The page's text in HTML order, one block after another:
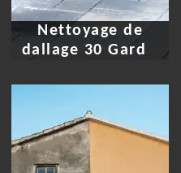
Nettoyage de
dallage 30 Gard